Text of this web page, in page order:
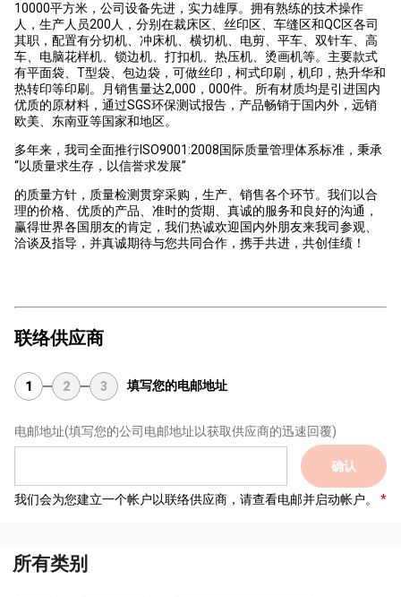
10000平方米，公司设备先进，实力雄厚。拥有熟练的技术操作
人，生产人员200人，分别在裁床区、丝印区、车缝区和QC区各司
其职，配置有分切机、冲床机、横切机、电剪、平车、双针车、高
车、电脑花样机、锁边机、打扣机、热压机、烫画机等。主要款式
有平面袋、T型袋、包边袋，可做丝印，柯式印刷，机印，热升华和
热转印等印刷。月销售量达2,000，000件。所有材质均是引进国内
优质的原材料，通过SGS环保测试报告，产品畅销于国内外，远销
欧美、东南亚等国家和地区。
多年来，我司全面推行ISO9001:2008国际质量管理体系标准，秉承
“以质量求生存，以信誉求发展”
的质量方针，质量检测贯穿采购，生产、销售各个环节。我们以合
理的价格、优质的产品、准时的货期、真诚的服务和良好的沟通，
赢得世界各国朋友的肯定，我们热诚欢迎国内外朋友来我司参观、
洽谈及指导，并真诚期待与您共同合作，携手共进，共创佳绩！
联络供应商
1 2 3 填写您的电邮地址
电邮地址(填写您的公司电邮地址以获取供应商的迅速回覆)
确认
我们会为您建立一个帐户以联络供应商，请查看电邮并启动帐户。
所有类别